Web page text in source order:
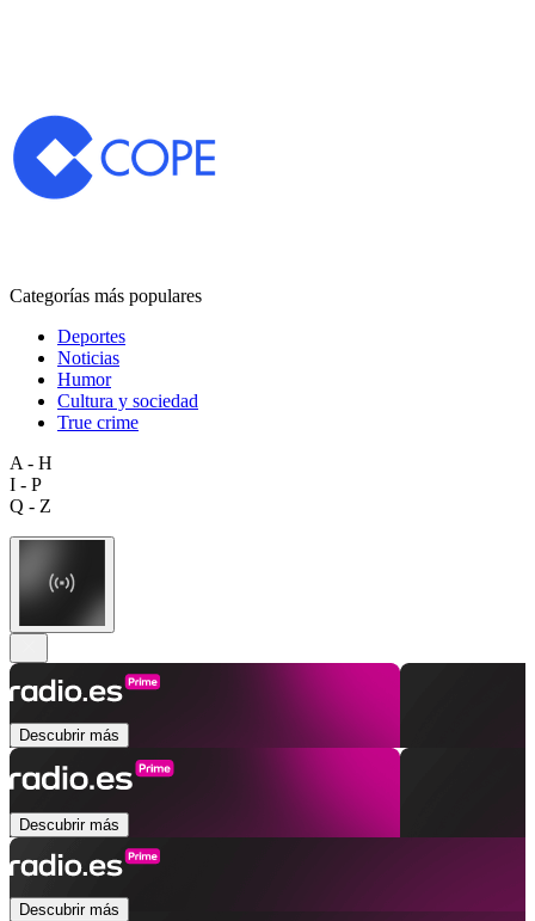
Categorías más populares
Deportes
Noticias
Humor
Cultura y sociedad
True crime
A - H
I - P
Q - Z
Descubrir más
Descubrir más
Descubrir más